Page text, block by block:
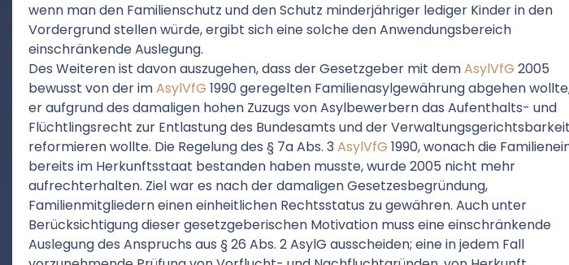
wenn man den Familienschutz und den Schutz minderjähriger lediger Kinder in den
Vordergrund stellen würde, ergibt sich eine solche den Anwendungsbereich
einschränkende Auslegung.
Des Weiteren ist davon auszugehen, dass der Gesetzgeber mit demAsylVfG 2005
bewusst von der imAsylVfG 1990 geregelten Familienasylgewährung abgehen
er aufgrund des damaligen hohen Zuzugs von Asylbewerbern das Aufenthalts- und
Flüchtlingsrecht zur Entlastung des Bundesamts und der Verwaltungsgerichtsbarkeit
reformieren wollte. Die Regelung des § 7a Abs. 3 AsylVfG 1990, wonach die
bereits im Herkunftsstaat bestanden haben musste, wurde 2005 nicht mehr
aufrechterhalten. Ziel war es nach der damaligen Gesetzesbegründung,
Familienmitgliedern einen einheitlichen Rechtsstatus zu gewähren. Auch unter
Berücksichtigung dieser gesetzgeberischen Motivation muss eine einschränkende
Auslegung des Anspruchs aus § 26 Abs. 2 AsylG ausscheiden; eine in jedem Fall